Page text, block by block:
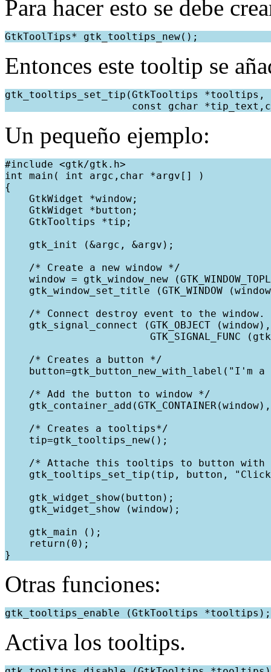
Para hacer esto se debe
GtkToolTips* gtk_tooltips_new();
Entonces este tooltip se
gtk_tooltips_set_tip(GtkTooltips *tooltips,
const gchar
Un pequeño ejemplo:
#include <gtk/gtk.h>
int main( int argc,char *argv[] )
{
    GtkWidget *window;
    GtkWidget *button;
    GtkTooltips *tip;
    gtk_init (&argc, &argv);
    /* Create a new window */
window = gtk_window_new
gtk_window_set_title (GTK_WINDOW
/* Connect destroy event to the window.
gtk_signal_connect (GTK_OBJECT
GTK_SIGNAL_FUNC
    /* Creates a button */
button=gtk_button_new_with_label("I'm a
    /* Add the button to window */
    /* Creates a tooltips*/
    tip=gtk_tooltips_new();
/* Attache this tooltips to button with
gtk_tooltips_set_tip(tip, button,
    gtk_widget_show(button);
    gtk_widget_show (window);
    gtk_main ();
    return(0);
}
Otras funciones:
gtk_tooltips_enable (GtkTooltips *tooltips);
Activa los tooltips.